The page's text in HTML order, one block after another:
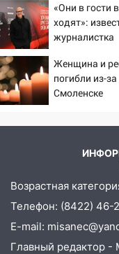
05:00
Кому 6
прибыль, а
прочность
22:58
ДТП с
20:22
Житель
подвез троих
заработал
18:14 Прогноз
Ульяновской
пациентов
«Они в гости
ходят»:
журналистка
Бондарчука и
Женщина и
погибли из-
Смоленске
Возрастная
Телефон: (8422) 46-
E-mail:
Главный редактор -